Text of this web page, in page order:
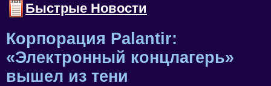
Быстрые Новости
Корпорация Palantir:
«Электронный концлагерь»
вышел из тени